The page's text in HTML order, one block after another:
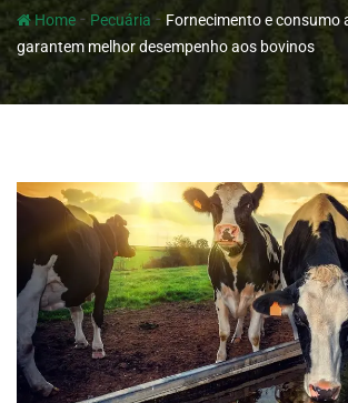
Home- Pecuária - Fornecimento e consumo
garantem melhor desempenho aos bovinos